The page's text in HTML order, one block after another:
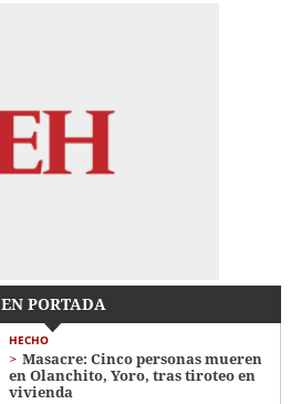
EN PORTADA
HECHO
Masacre: Cinco personas mueren
en Olanchito, Yoro, tras tiroteo en
vivienda